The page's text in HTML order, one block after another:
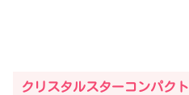
クリスタルスターコンパクト